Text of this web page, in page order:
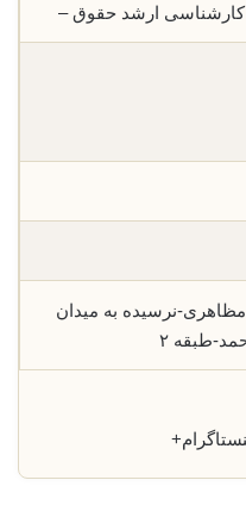
کارشناسی ارشد حقوق –
مظاهری-نرسیده به میدان
طبقه ۲
+